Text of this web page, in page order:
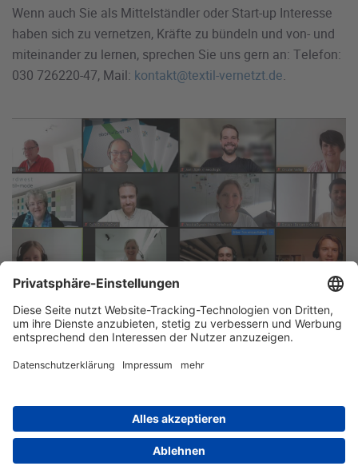
Wenn auch Sie als Mittelständler oder Start-up Interesse
haben sich zu vernetzen, Kräfte zu bündeln und von- und
miteinander zu lernen, sprechen Sie uns gern an: Telefon:
030 726220-47, Mail: kontakt@textil-vernetzt.de.
© Verband der Nordwestdeutschen Textil- und Bekleidungsindustrie, 2026